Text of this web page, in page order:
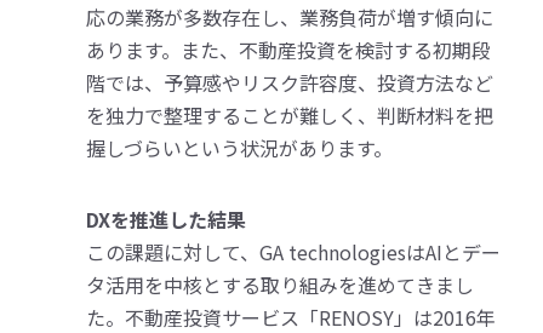
応の業務が多数存在し、業務負荷が増す傾向に
あります。また、不動産投資を検討する初期段
階では、予算感やリスク許容度、投資方法など
を独力で整理することが難しく、判断材料を把
握しづらいという状況があります。
DXを推進した結果
この課題に対して、GA technologiesはAIとデー
タ活用を中核とする取り組みを進めてきまし
た。不動産投資サービス「RENOSY」は2016年